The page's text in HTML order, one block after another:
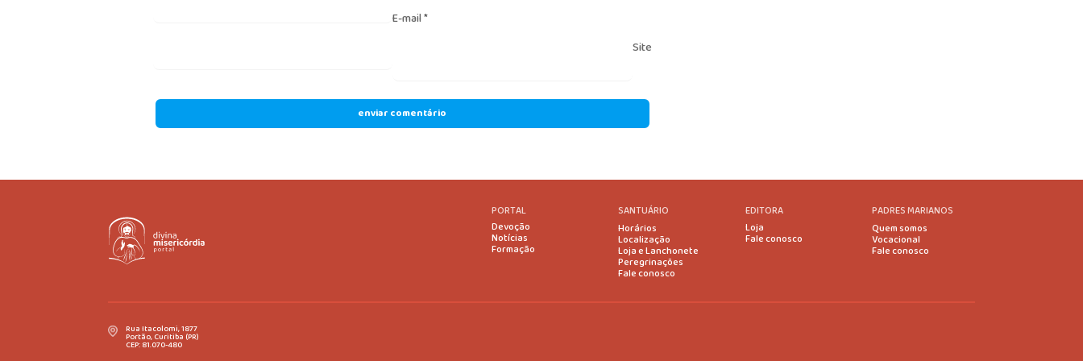
E-mail*
Site
PORTAL
Devoção
Notícias
Formação
SANTUÁRIO
Horários
Localização
Loja e Lanchonete
Peregrinações
Fale conosco
EDITORA
Loja
Fale conosco
PADRES MARIANOS
Quem somos
Vocacional
Fale conosco
Rua Itacolomi, 1877
Portão, Curitiba (PR)
CEP: 81.070-480